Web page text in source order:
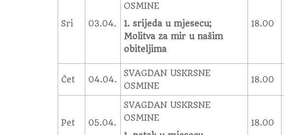
Sri 03.04.
OSMINE
1. srijeda u mjesecu;
Molitva za mir u našim
obiteljima
18.00
Čet 04.04.
SVAGDAN USKRSNE
OSMINE
18.00
Pet 05.04.
SVAGDAN USKRSNE
OSMINE
18.00